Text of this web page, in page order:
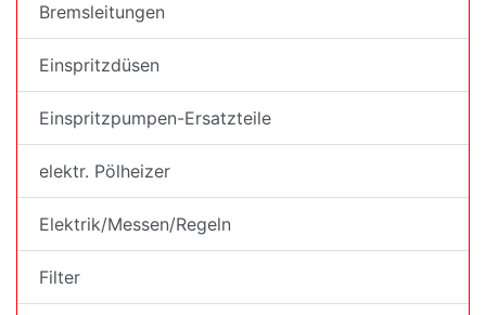
Bremsleitungen
Einspritzdüsen
Einspritzpumpen-Ersatzteile
elektr. Pölheizer
Elektrik/Messen/Regeln
Filter